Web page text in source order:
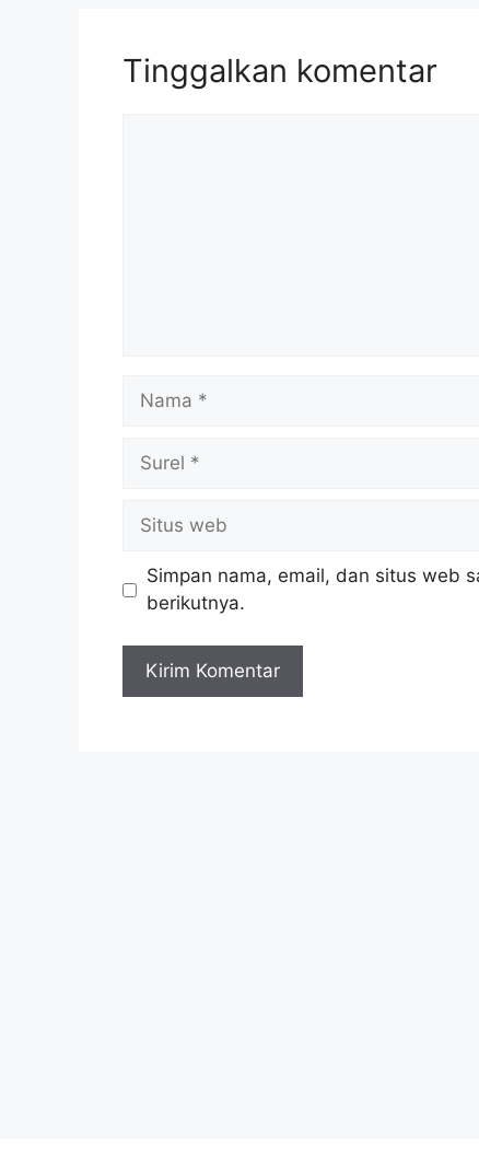
Tinggalkan komentar
Nama
Surel
Situs
web
Simpan nama, email, dan situs web
berikutnya.